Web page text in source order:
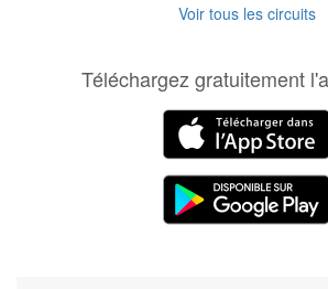
Voir tous les circuits
Téléchargez gratuitement